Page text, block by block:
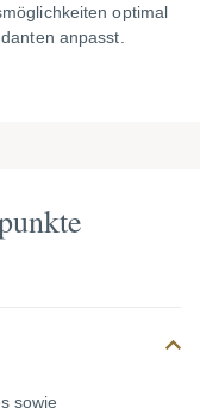
optimal
anpasst.
sowie